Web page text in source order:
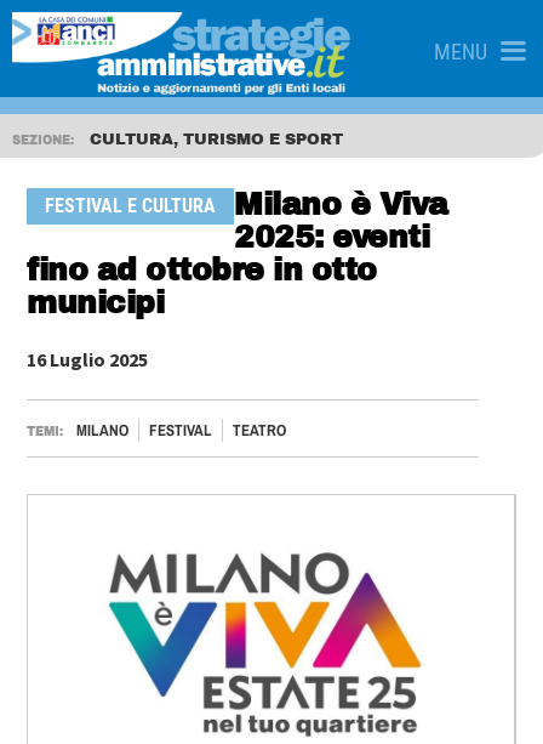
MENU
SEZIONE: CULTURA, TURISMO E SPORT
FESTIVAL E CULTURA
Milano è Viva
2025: eventi
fino ad ottobre in otto
municipi
16 Luglio 2025
TEMI: MILANO FESTIVAL TEATRO